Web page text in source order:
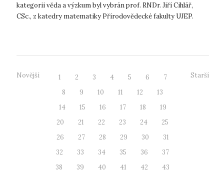
kategorii věda a výzkum byl vybrán prof. RNDr. Jiří Cihlář,
CSc., z katedry matematiky Přírodovědecké fakulty UJEP.
Novější 1 2 3 4 5 6
7
8
9 10 11 12
13
14
15 16 17 18
19
20
21 22 23 24
25
26
27 28 29 30
31
32
33 34 35 36
37
38
39 40 41 42
43
Starší